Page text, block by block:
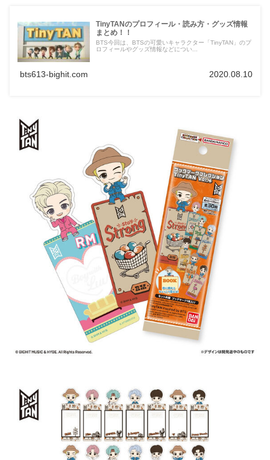
TinyTANのプロフィール・読み方・グッズ情報
まとめ！！
BTS今回は、BTSの可愛いキャラクター「TinyTAN」のプ
ロフィールやグッズ情報などについ...
bts613-bighit.com 2020.08.10